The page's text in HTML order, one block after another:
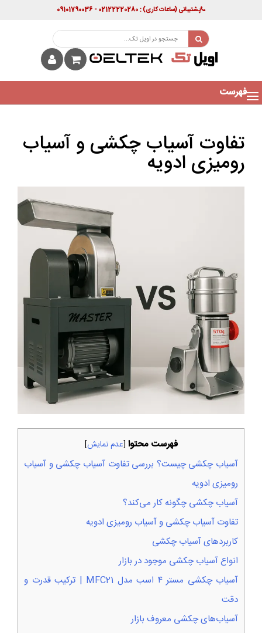
پشتیبانی(ساعات کاری): 02122220280 - 09101790036
فهرست
تفاوت آسیاب چکشی و آسیاب
رومیزی ادویه
فهرست محتوا [عدم نمایش]
آسیاب چکشی چیست؟ بررسی تفاوت آسیاب چکشی و آسیاب
رومیزی ادویه
آسیاب چکشی چگونه کار می‌کند؟
تفاوت آسیاب چکشی و آسیاب رومیزی ادویه
کاربردهای آسیاب چکشی
انواع آسیاب چکشی موجود در بازار
آسیاب چکشی مستر ۴ اسب مدل MFC21 | ترکیب قدرت و
دقت
آسیاب‌های چکشی معروف بازار